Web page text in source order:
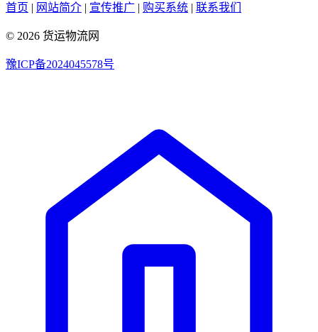
首页 | 网站简介 | 宣传推广 | 购买系统 | 联系我们
© 2026 货运物流网
豫ICP备2024045578号